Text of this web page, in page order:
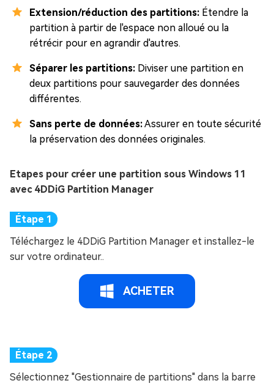
Extension/réduction des partitions: Étendre la
partition à partir de l'espace non alloué ou la
rétrécir pour en agrandir d'autres.
Séparer les partitions: Diviser une partition en
deux partitions pour sauvegarder des données
différentes.
Sans perte de données:Assurer en toute sécurité
la préservation des données originales.
Etapes pour créer une partition sous Windows 11
avec 4DDiG Partition Manager
Téléchargez le 4DDiG Partition Manager et installez-le
sur votre ordinateur..
ACHETER
Sélectionnez "Gestionnaire de partitions" dans la barre